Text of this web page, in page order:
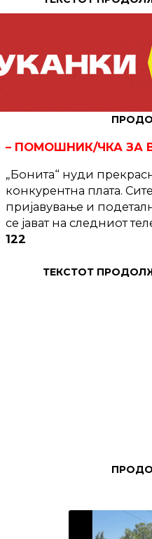
– ПОМОШНИК/ЧКА ЗА
„Бонита“ нуди
конкурентна плата.
пријавување и
се јават на следниот
122
ТЕКСТОТ